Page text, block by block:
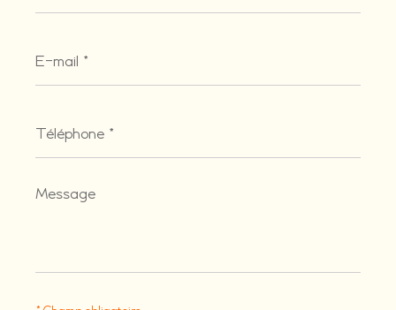
mail
*
*
Message
*